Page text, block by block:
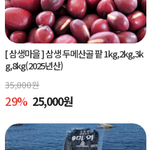
[ 삼생마을 ]삼생 두메산골 팥 1kg,2kg,3k
g,8kg(2025년산)
35,000원
29% 25,000원